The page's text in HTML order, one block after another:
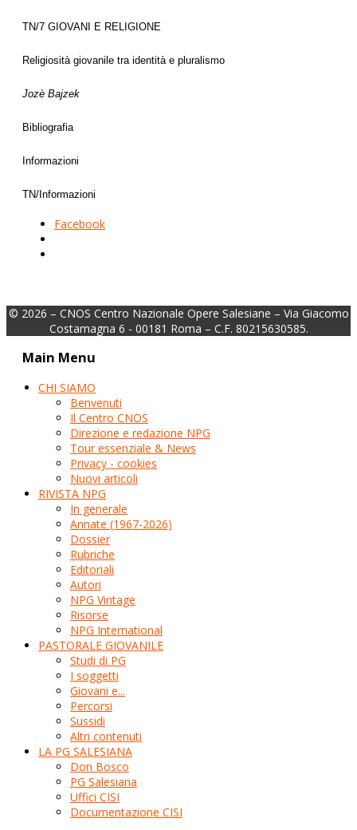
TN/7 GIOVANI E RELIGIONE
Religiosità giovanile tra identità e pluralismo
Jozè Bajzek
Bibliografia
Informazioni
TN/Informazioni
Facebook
© 2026 – CNOS Centro Nazionale Opere Salesiane – Via Giacomo
Costamagna 6 - 00181 Roma – C.F. 80215630585.
Main Menu
CHI SIAMO
Benvenuti
Il Centro CNOS
Direzione e redazione NPG
Tour essenziale & News
Privacy - cookies
Nuovi articoli
RIVISTA NPG
In generale
Annate (1967-2026)
Dossier
Rubriche
Editoriali
Autori
NPG Vintage
Risorse
NPG International
PASTORALE GIOVANILE
Studi di PG
I soggetti
Giovani e...
Percorsi
Sussidi
Altri contenuti
LA PG SALESIANA
Don Bosco
PG Salesiana
Uffici CISI
Documentazione CISI